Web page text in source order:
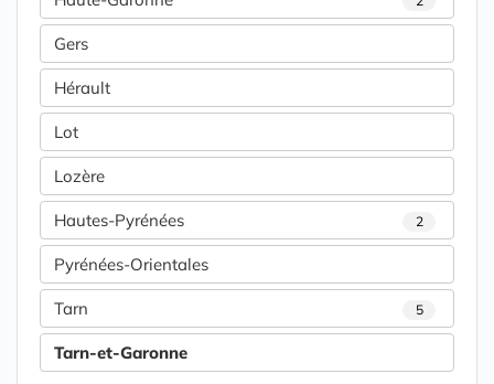
Gers
Hérault
Lot
Lozère
Hautes-Pyrénées 2
Pyrénées-Orientales
Tarn 5
Tarn-et-Garonne